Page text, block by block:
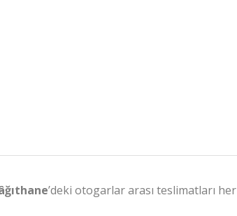
’deki otogarlar arası teslimatları her